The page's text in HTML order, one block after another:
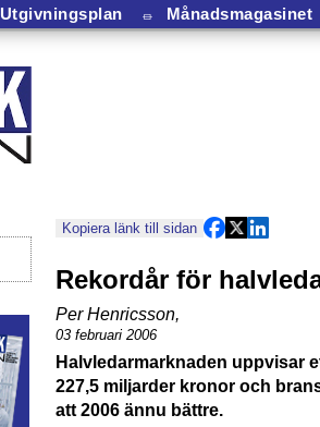
Utgivningsplan ⏛ Månadsmagasinet
Kopiera länk till sidan
Rekordår för
Per Henricsson,
03 februari 2006
Halvledarmarknaden uppvisar
227,5 miljarder kronor och
att 2006 ännu bättre.